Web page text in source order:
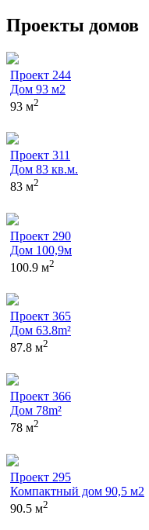
Проекты домов
Проект 244
Дом 93 м2
93 м2
Проект 311
Дом 83 кв.м.
83 м2
Проект 290
Дом 100,9м
100.9 м2
Проект 365
Дом 63.8m²
87.8 м2
Проект 366
Дом 78m²
78 м2
Проект 295
Компактный дом 90,5 м2
90.5 м2